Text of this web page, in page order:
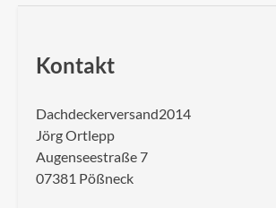
Kontakt
Dachdeckerversand2014
Jörg Ortlepp
Augenseestraße 7
07381 Pößneck